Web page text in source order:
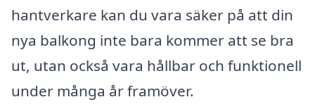
hantverkare kan du vara säker på att din
nya balkong inte bara kommer att se bra
ut, utan också vara hållbar och funktionell
under många år framöver.